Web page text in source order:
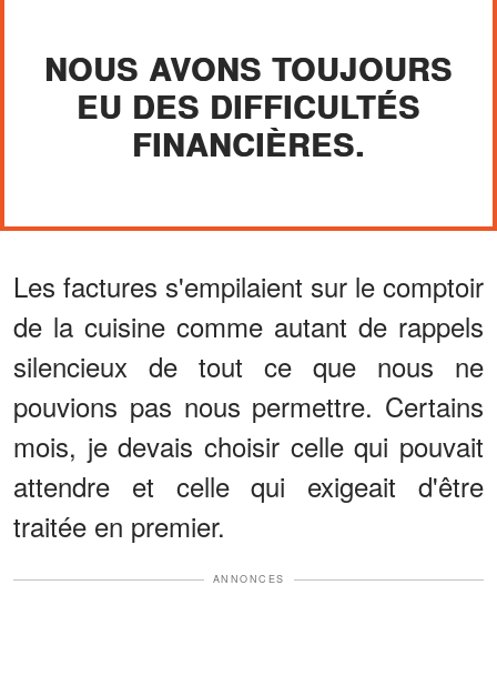
NOUS AVONS TOUJOURS
EU DES DIFFICULTÉS
FINANCIÈRES.
Les factures s'empilaient sur le comptoir
de la cuisine comme autant de rappels
silencieux de tout ce que nous ne
pouvions pas nous permettre. Certains
mois, je devais choisir celle qui pouvait
attendre et celle qui exigeait d'être
traitée en premier.
ANNONCES